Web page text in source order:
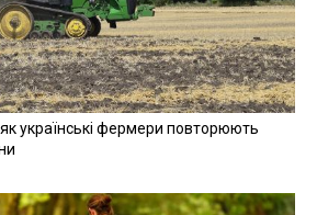
українські фермери повторюють